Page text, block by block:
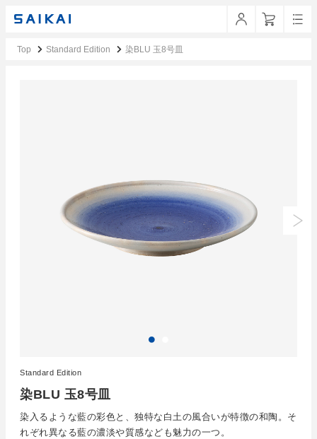
Top Standard Edition 染BLU 玉8号皿
染BLU 玉8号皿
Standard Edition
染入るような藍の彩色と、独特な白土の風合いが特徴の和陶。そ
れぞれ異なる藍の濃淡や質感なども魅力の一つ。